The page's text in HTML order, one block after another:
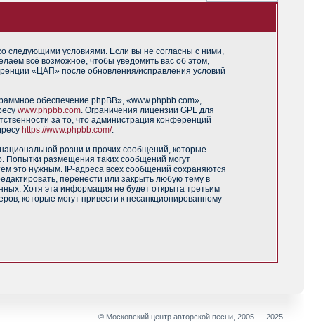
следующими условиями. Если вы не согласны с ними,
всё возможное, чтобы уведомить вас об этом,
«ЦАП» после обновления/исправления условий
обеспечение phpBB», «www.phpbb.com»,
www.phpbb.com. Ограничения лицензии GPL для
за то, что администрация конференций
https://www.phpbb.com/.
розни и прочих сообщений, которые
Попытки размещения таких сообщений могут
это нужным. IP-адреса всех сообщений сохраняются
перенести или закрыть любую тему в
Хотя эта информация не будет открыта третьим
которые могут привести к несанкционированному
© Московский центр авторской песни, 2005 — 2025